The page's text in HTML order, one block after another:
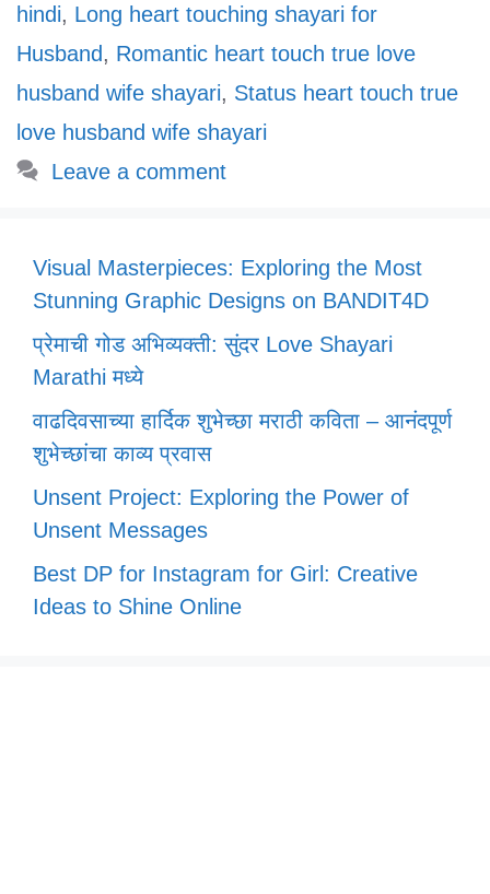
hindi, Long heart touching shayari for
Husband, Romantic heart touch true love
husband wife shayari, Status heart touch true
love husband wife shayari
Leave a comment
Visual Masterpieces: Exploring the Most
Stunning Graphic Designs on BANDIT4D
प्रेमाची गोड अभिव्यक्ती: सुंदर Love Shayari
Marathi मध्ये
वाढदिवसाच्या हार्दिक शुभेच्छा मराठी कविता – आनंदपूर्ण
शुभेच्छांचा काव्य प्रवास
Unsent Project: Exploring the Power of
Unsent Messages
Best DP for Instagram for Girl: Creative
Ideas to Shine Online